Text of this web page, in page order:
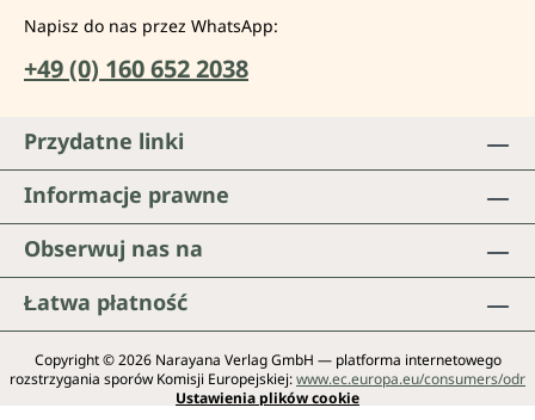
Napisz do nas przez WhatsApp:
+49 (0) 160 652 2038
Obserwuj nas na
Łatwa płatność
Przydatne linki
Informacje prawne
Copyright © 2026 Narayana Verlag GmbH — platforma internetowego
rozstrzygania sporów Komisji Europejskiej:www.ec.europa.eu/consumers/odr
Ustawienia plików cookie